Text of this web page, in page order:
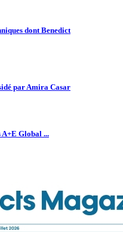
dont Benedict
par Amira Casar
A+E Global ...